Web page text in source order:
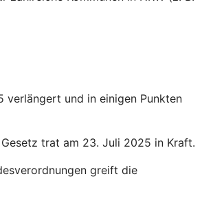
verlängert und in einigen Punkten
trat am 23. Juli 2025 in Kraft.
greift die